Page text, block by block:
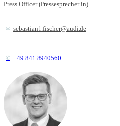
Press Officer (Pressesprecher:in)
sebastian1.fischer@audi.de
+49 841 8940560